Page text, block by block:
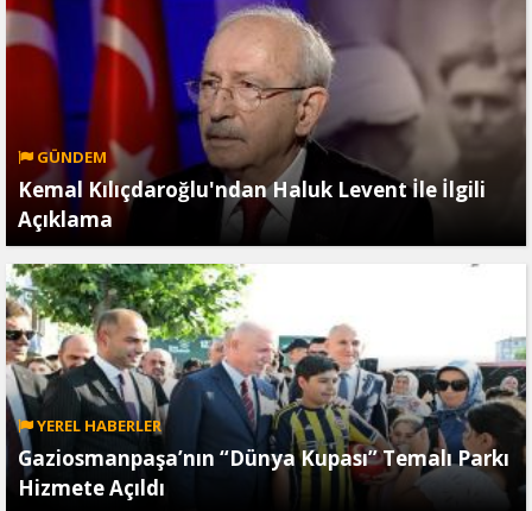
GÜNDEM
Kemal Kılıçdaroğlu'ndan Haluk Levent İle İlgili
Açıklama
YEREL HABERLER
Gaziosmanpaşa’nın “Dünya Kupası” Temalı Parkı
Hizmete Açıldı